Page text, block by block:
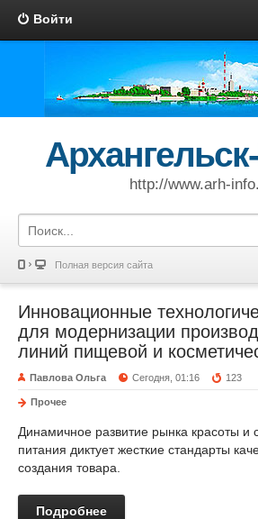
Войти
http://www.arh-
Полная версия сайта
Инновационные
для модернизации
линий пищевой и
Павлова Ольга Сегодня, 01:16 123
Прочее
Динамичное развитие рынка красоты и
питания диктует жесткие стандарты
создания товара.
Подробнее